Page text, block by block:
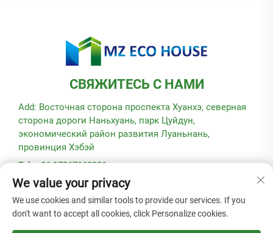
СВЯЖИТЕСЬ С НАМИ
Add: Восточная сторона проспекта Хуанхэ, северная
сторона дороги Наньхуань, парк Цуйдун,
экономический район развития Луаньнань,
провинция Хэбэй
Tel: +86-17367662336
E-mail: [email protected]
We value your privacy
We use cookies and similar tools to provide our services. If you
don't want to accept all cookies, click Personalize cookies.